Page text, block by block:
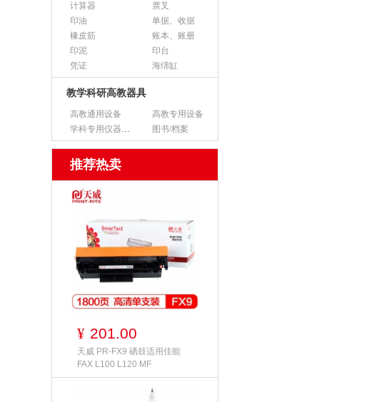
计算器
票叉
印油
单据、收据
橡皮筋
账本、账册
印泥
印台
凭证
海绵缸
教学科研高教器具
高教通用设备
高教专用设备
学科专用仪器设备
图书/档案
推荐热卖
¥ 201.00
天威 PR-FX9 硒鼓适用佳能
FAX L100 L120 MF